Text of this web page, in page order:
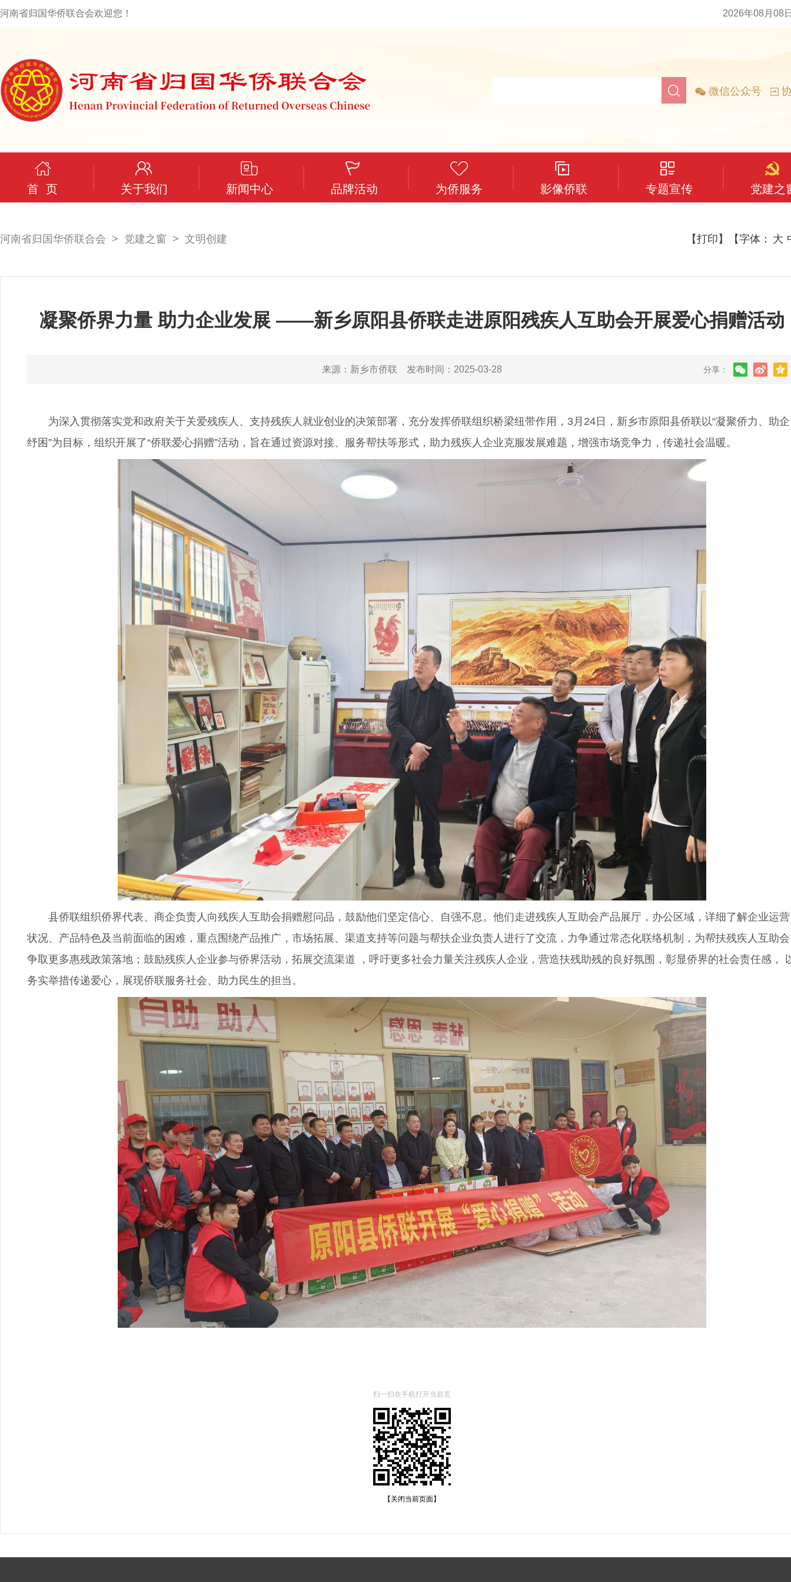
河南省归国华侨联合会欢迎您！ 2026年08月08
微信公众号
首 页 关于我们 新闻中心 品牌活动 为侨服务 影像侨联 专题宣传 党建之
河南省归国华侨联合会 党建之窗 文明创建 【打印】 【字体： 大
凝聚侨界力量 助力企业发展 ——新乡原阳县侨联走进原阳残疾人互助会开展爱心捐赠活动
来源： 新乡市侨联 发布时间： 2025-03-28 分享：
为深入贯彻落实党和政府关于关爱残疾人、支持残疾人就业创业的决策部署，充分发挥侨联组织桥梁纽带作用，3月24日，新乡市原阳县侨联以“凝聚侨力、助企
纾困”为目标，组织开展了“侨联爱心捐赠”活动，旨在通过资源对接、服务帮扶等形式，助力残疾人企业克服发展难题，增强市场竞争力，传递社会温暖。
县侨联组织侨界代表、商企负责人向残疾人互助会捐赠慰问品，鼓励他们坚定信心、自强不息。他们走进残疾人互助会产品展厅，办公区域，详细了解企业运营
状况、产品特色及当前面临的困难，重点围绕产品推广，市场拓展、渠道支持等问题与帮扶企业负责人进行了交流，力争通过常态化联络机制，为帮扶残疾人互助会
争取更多惠残政策落地；鼓励残疾人企业参与侨界活动，拓展交流渠道 ，呼吁更多社会力量关注残疾人企业，营造扶残助残的良好氛围，彰显侨界的社会责任感，
务实举措传递爱心，展现侨联服务社会、助力民生的担当。
扫一扫在手机打开当前页
【关闭当前页面】